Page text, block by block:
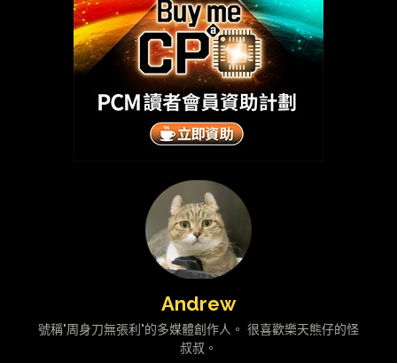
Andrew
號稱"周身刀無張利"的多媒體創作人。 很喜歡樂天熊仔的怪
叔叔。